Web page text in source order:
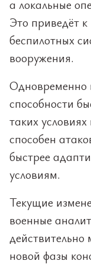
а локальные
Это приведёт
беспилотных
вооружения.
Одновременно
способности
таких
способен
быстрее
условиям.
Текущие
военные
действительно
новой фазы